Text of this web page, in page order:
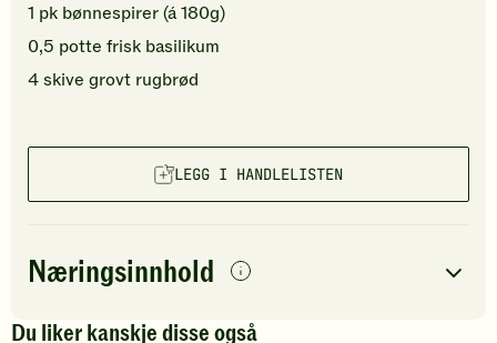
1 pk bønnespirer(á 180g)
0,5 potte frisk basilikum
4skive grovt rugbrød
LEGG I HANDLELISTEN
Næringsinnhold
per porsjon
Du liker kanskje disse også